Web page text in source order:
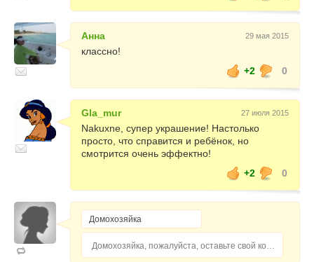
Анна 29 мая 2015
классно!
+2
0
Gla_mur 27 июля 2015
Nakuxne, супер украшение! Настолько
просто, что справится и ребёнок, но
смотрится очень эффектно!
+2
0
Домохозяйка, пожалуйста, оставьте свой комментарий...